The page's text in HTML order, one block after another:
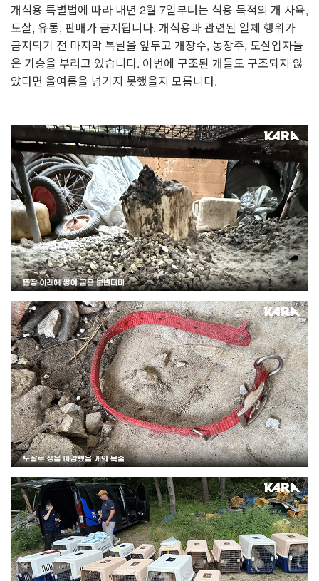
개식용 특별법에 따라 내년 2월 7일부터는 식용 목적의 개 사육,
도살, 유통, 판매가 금지됩니다. 개식용과 관련된 일체 행위가
금지되기 전 마지막 복날을 앞두고 개장수, 농장주, 도살업자들
은 기승을 부리고 있습니다. 이번에 구조된 개들도 구조되지 않
았다면 올여름을 넘기지 못했을지 모릅니다.